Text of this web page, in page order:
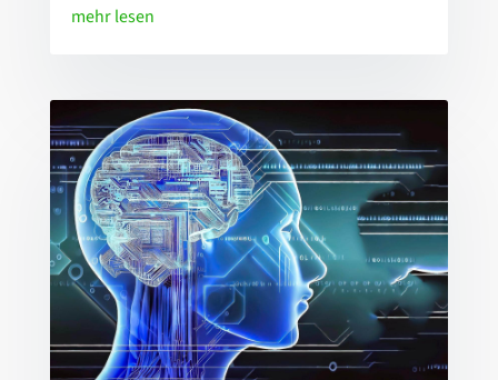
mehr lesen